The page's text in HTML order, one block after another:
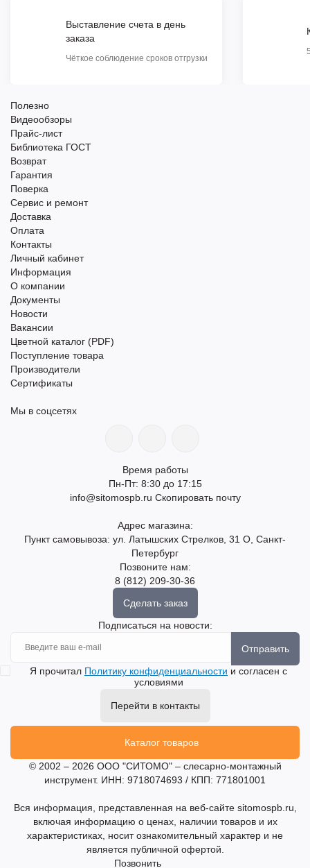
Выставление счета в день
заказа
Чёткое соблюдение сроков отгрузки
Полезно
Видеообзоры
Прайс-лист
Библиотека ГОСТ
Возврат
Гарантия
Поверка
Сервис и ремонт
Доставка
Оплата
Контакты
Личный кабинет
Информация
О компании
Документы
Новости
Вакансии
Цветной каталог (PDF)
Поступление товара
Производители
Сертификаты
Мы в соцсетях
Время работы
Пн-Пт: 8:30 до 17:15
info@sitomospb.ru Скопировать почту
Адрес магазина:
Пункт самовывоза: ул. Латышских Стрелков, 31 О, Санкт-
Петербург
Позвоните нам:
8 (812) 209-30-36
Сделать заказ
Подписаться на новости:
Отправить
Я прочитал Политику конфиденциальности и согласен с
условиями
Перейти в контакты
Каталог товаров
© 2002 – 2026 ООО "СИТОМО" – слесарно-монтажный
инструмент. ИНН: 9718074693 / КПП: 771801001
Вся информация, представленная на веб-сайте sitomospb.ru,
включая информацию о ценах, наличии товаров и их
характеристиках, носит ознакомительный характер и не
является публичной офертой.
Позвонить